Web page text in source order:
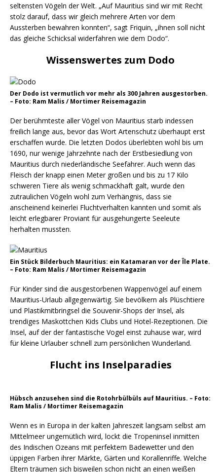
seltensten Vögeln der Welt. „Auf Mauritius sind wir mit Recht
stolz darauf, dass wir gleich mehrere Arten vor dem
Aussterben bewahren konnten“, sagt Friquin, „ihnen soll nicht
das gleiche Schicksal widerfahren wie dem Dodo“.
Wissenswertes zum Dodo
Der Dodo ist vermutlich vor mehr als 300 Jahren ausgestorben.
– Foto: Ram Malis / Mortimer Reisemagazin
Der berühmteste aller Vögel von Mauritius starb indessen
freilich lange aus, bevor das Wort Artenschutz überhaupt erst
erschaffen wurde. Die letzten Dodos überlebten wohl bis um
1690, nur wenige Jahrzehnte nach der Erstbesiedlung von
Mauritius durch niederländische Seefahrer. Auch wenn das
Fleisch der knapp einen Meter großen und bis zu 17 Kilo
schweren Tiere als wenig schmackhaft galt, wurde den
zutraulichen Vögeln wohl zum Verhängnis, dass sie
anscheinend keinerlei Fluchtverhalten kannten und somit als
leicht erlegbarer Proviant für ausgehungerte Seeleute
herhalten mussten.
Ein Stück Bilderbuch Mauritius: ein Katamaran vor der Île Plate.
– Foto: Ram Malis / Mortimer Reisemagazin
Für Kinder sind die ausgestorbenen Wappenvögel auf einem
Mauritius-Urlaub allgegenwärtig. Sie bevölkern als Plüschtiere
und Plastikmitbringsel die Souvenir-Shops der Insel, als
trendiges Maskottchen Kids Clubs und Hotel-Rezeptionen. Die
Insel, auf der der fantastische Vogel einst zuhause war, wird
für kleine Urlauber schnell zum persönlichen Wunderland.
Flucht ins Inselparadies
Hübsch anzusehen sind die Rotohrbülbüls auf Mauritius. – Foto:
Ram Malis / Mortimer Reisemagazin
Wenn es in Europa in der kalten Jahreszeit langsam selbst am
Mittelmeer ungemütlich wird, lockt die Tropeninsel inmitten
des Indischen Ozeans mit perfektem Badewetter und den
üppigen Farben ihrer Märkte, Gärten und Korallenriffe. Welche
Eltern träumen sich bisweilen schon nicht an einen weißen